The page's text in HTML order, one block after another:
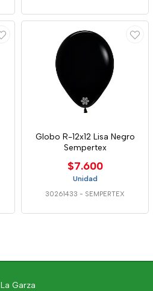
Globo R-12x12 Lisa Negro
Sempertex
$7.600
Unidad
30261433 - SEMPERTEX
La Garza